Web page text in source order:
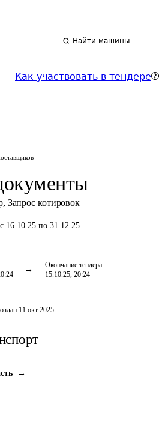
Найти машины
Как участвовать в тендере
, Запрос котировок
с 16.10.25 по 31.12.25
Окончание тендера
15.10.25, 20:24
11 окт 2025
→